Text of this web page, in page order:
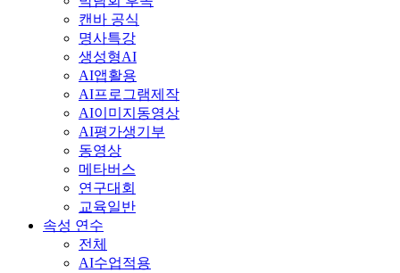
캔바 공식
명사특강
생성형AI
AI앱활용
AI프로그램제작
AI이미지동영상
AI평가생기부
동영상
메타버스
연구대회
교육일반
속성 연수
전체
AI수업적용